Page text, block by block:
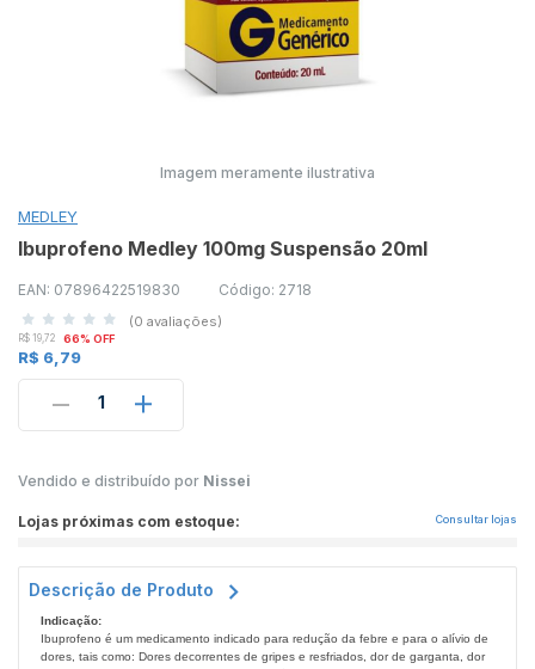
Imagem meramente ilustrativa
MEDLEY
Ibuprofeno Medley 100mg Suspensão 20ml
EAN: 07896422519830 Código: 2718
(0 avaliações)
R$ 19,72 66% OFF
R$ 6,79
1
Vendido e distribuído por Nissei
Lojas próximas com estoque: Consultar lojas
Descrição de Produto
Indicação:
Ibuprofeno é um medicamento indicado para redução da febre e para o alívio de
dores, tais como: Dores decorrentes de gripes e resfriados, dor de garganta, dor